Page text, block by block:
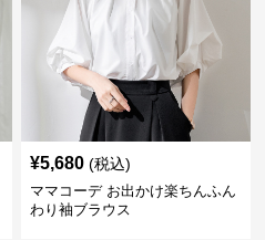
¥5,680 (税込)
ママコーデ お出かけ楽ちんふん
わり袖ブラウス